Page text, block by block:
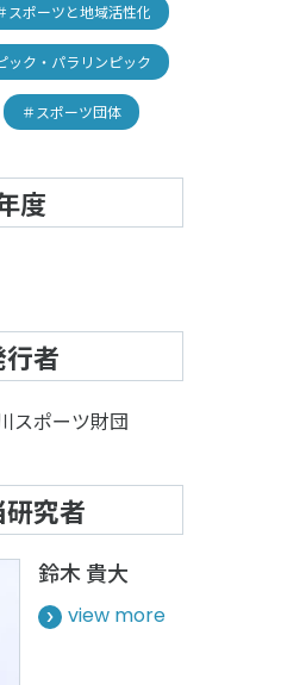
スポーツと地域活性化
ック・パラリンピック
＃スポーツ団体
度
者
スポーツ財団
究者
鈴木 貴大
view more